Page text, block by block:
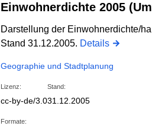
Einwohnerdichte 2005
Darstellung der Einwohnerdichte/
Stand 31.12.2005. Details
Geographie und Stadtplanung
Lizenz:
cc-by-de/3.0
Stand:
31.12.2005
Formate: